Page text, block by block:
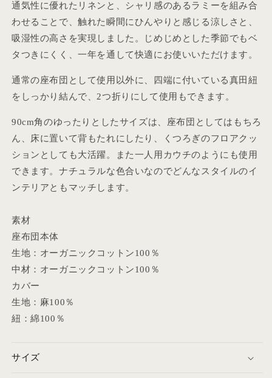
ラ
ミ
ー
生
の
数
を
減
ら
す
ラ
ミ
ー
生
の
数
を
増
や
す
通気性に優れたリネンと、シャリ感のあるラミーを組み合
わせることで、触れた瞬間にひんやりと感じる涼しさと、
吸湿性の高さを実現しました。じめじめとした季節でもベ
タつきにくく、一年を通して快適にお使いいただけます。
通常の座布団として使用以外に、四端に付いている真田紐
をしっかり結んで、2つ折りにして使用もできます。
90cm角のゆったりとしたサイズは、座布団としてはもちろ
ん、床に置いて背もたれにしたり、くつろぎのフロアクッ
ションとしても大活躍。また一人用カウチのようにも使用
できます。ナチュラルな色合いなのでどんなスタイルのイ
ンテリアともマッチします。
素材
座布団本体
生地：オーガニックコットン100％
中材：オーガニックコットン100％
カバー
生地：麻100％
紐：綿100％
サイズ